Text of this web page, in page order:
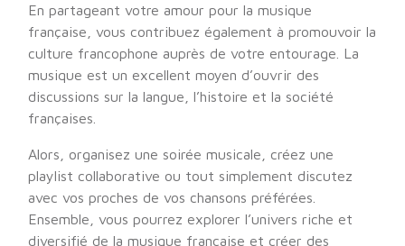
En partageant votre amour pour la musique
française, vous contribuez également à promouvoir la
culture francophone auprès de votre entourage. La
musique est un excellent moyen d’ouvrir des
discussions sur la langue, l’histoire et la société
françaises.
Alors, organisez une soirée musicale, créez une
playlist collaborative ou tout simplement discutez
avec vos proches de vos chansons préférées.
Ensemble, vous pourrez explorer l’univers riche et
diversifié de la musique française et créer des